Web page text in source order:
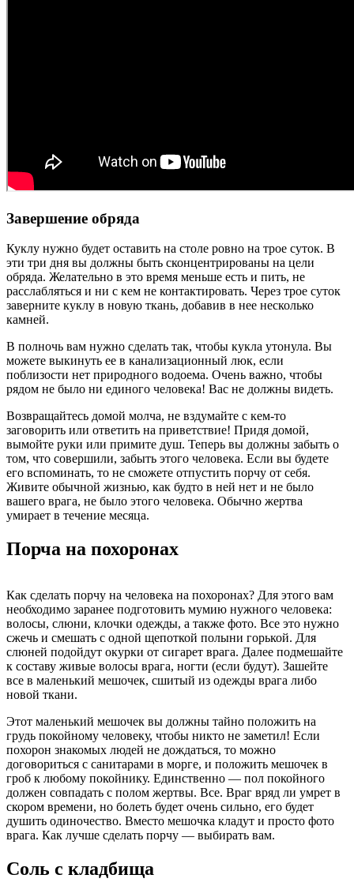
Завершение обряда
Куклу нужно будет оставить на столе ровно на трое суток. В
эти три дня вы должны быть сконцентрированы на цели
обряда. Желательно в это время меньше есть и пить, не
расслабляться и ни с кем не контактировать. Через трое суток
заверните куклу в новую ткань, добавив в нее несколько
камней.
В полночь вам нужно сделать так, чтобы кукла утонула. Вы
можете выкинуть ее в канализационный люк, если
поблизости нет природного водоема. Очень важно, чтобы
рядом не было ни единого человека! Вас не должны видеть.
Возвращайтесь домой молча, не вздумайте с кем-то
заговорить или ответить на приветствие! Придя домой,
вымойте руки или примите душ. Теперь вы должны забыть о
том, что совершили, забыть этого человека. Если вы будете
его вспоминать, то не сможете отпустить порчу от себя.
Живите обычной жизнью, как будто в ней нет и не было
вашего врага, не было этого человека. Обычно жертва
умирает в течение месяца.
Порча на похоронах
Как сделать порчу на человека на похоронах? Для этого вам
необходимо заранее подготовить мумию нужного человека:
волосы, слюни, клочки одежды, а также фото. Все это нужно
сжечь и смешать с одной щепоткой полыни горькой. Для
слюней подойдут окурки от сигарет врага. Далее подмешайте
к составу живые волосы врага, ногти (если будут). Зашейте
все в маленький мешочек, сшитый из одежды врага либо
новой ткани.
Этот маленький мешочек вы должны тайно положить на
грудь покойному человеку, чтобы никто не заметил! Если
похорон знакомых людей не дождаться, то можно
договориться с санитарами в морге, и положить мешочек в
гроб к любому покойнику. Единственно — пол покойного
должен совпадать с полом жертвы. Все. Враг вряд ли умрет в
скором времени, но болеть будет очень сильно, его будет
душить одиночество. Вместо мешочка кладут и просто фото
врага. Как лучше сделать порчу — выбирать вам.
Соль с кладбища